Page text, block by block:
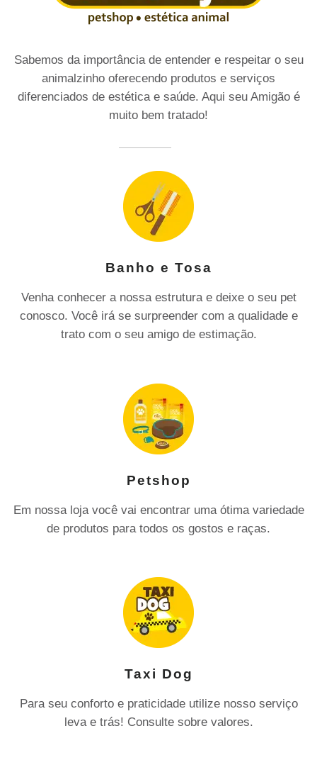
Sabemos da importância de entender e respeitar o seu
animalzinho oferecendo produtos e serviços
diferenciados de estética e saúde. Aqui seu Amigão é
muito bem tratado!
Banho e Tosa
Venha conhecer a nossa estrutura e deixe o seu pet
conosco. Você irá se surpreender com a qualidade e
trato com o seu amigo de estimação.
Petshop
Em nossa loja você vai encontrar uma ótima variedade
de produtos para todos os gostos e raças.
Taxi Dog
Para seu conforto e praticidade utilize nosso serviço
leva e trás! Consulte sobre valores.